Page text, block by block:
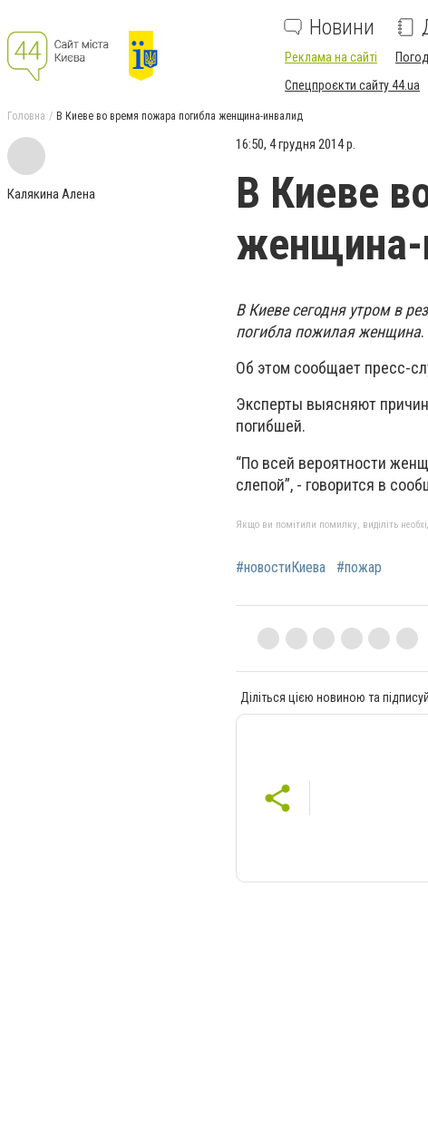
Новини
Реклама на сайті
Спецпроєкти сайту 44.ua
Головна В Киеве во время пожара погибла женщина-инвалид
Калякина Алена
16:50, 4 грудня 2014 р.
В Киеве
женщина-
В Киеве сегодня утром в
погибла пожилая женщина.
Об этом сообщает пресс-
Эксперты выясняют
погибшей.
“По всей вероятности
слепой”, - говорится в
Якщо ви помітили помилку, виділіть
#новостиКиева #пожар
Діліться цією новиною та